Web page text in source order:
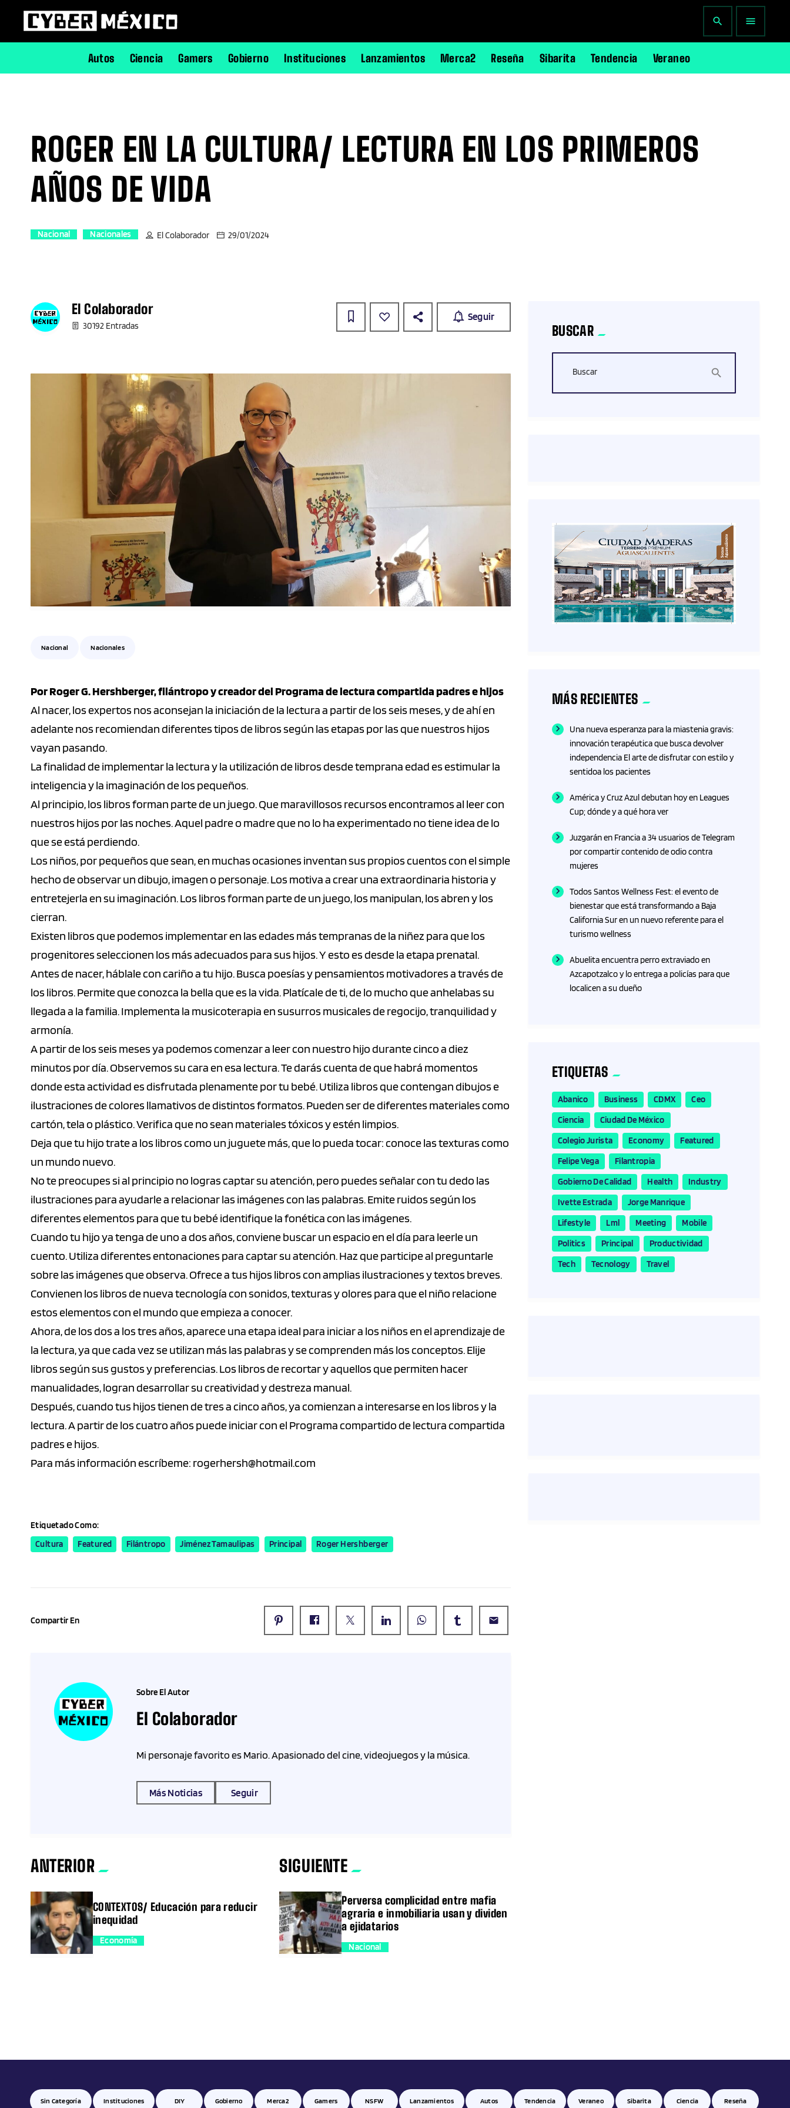
Autos Ciencia Gamers Gobierno Instituciones Lanzamientos Merca2 Reseña Sibarita Tendencia Veraneo
search menu
ROGER EN LA CULTURA/ LECTURA EN LOS PRIMEROS
AÑOS DE VIDA
Nacional Nacionales El Colaborador 29/01/2024
El Colaborador
30192 Entradas
Seguir
Nacional Nacionales
Por Roger G. Hershberger, filántropo y creador del Programa de lectura compartida padres e hijos
Al nacer, los expertos nos aconsejan la iniciación de la lectura a partir de los seis meses, y de ahí en
adelante nos recomiendan diferentes tipos de libros según las etapas por las que nuestros hijos
vayan pasando.
La finalidad de implementar la lectura y la utilización de libros desde temprana edad es estimular la
inteligencia y la imaginación de los pequeños.
Al principio, los libros forman parte de un juego. Que maravillosos recursos encontramos al leer con
nuestros hijos por las noches. Aquel padre o madre que no lo ha experimentado no tiene idea de lo
que se está perdiendo.
Los niños, por pequeños que sean, en muchas ocasiones inventan sus propios cuentos con el simple
hecho de observar un dibujo, imagen o personaje. Los motiva a crear una extraordinaria historia y
entretejerla en su imaginación. Los libros forman parte de un juego, los manipulan, los abren y los
cierran.
Existen libros que podemos implementar en las edades más tempranas de la niñez para que los
progenitores seleccionen los más adecuados para sus hijos. Y esto es desde la etapa prenatal.
Antes de nacer, háblale con cariño a tu hijo. Busca poesías y pensamientos motivadores a través de
los libros. Permite que conozca la bella que es la vida. Platícale de ti, de lo mucho que anhelabas su
llegada a la familia. Implementa la musicoterapia en susurros musicales de regocijo, tranquilidad y
armonía.
A partir de los seis meses ya podemos comenzar a leer con nuestro hijo durante cinco a diez
minutos por día. Observemos su cara en esa lectura. Te darás cuenta de que habrá momentos
donde esta actividad es disfrutada plenamente por tu bebé. Utiliza libros que contengan dibujos e
ilustraciones de colores llamativos de distintos formatos. Pueden ser de diferentes materiales como
cartón, tela o plástico. Verifica que no sean materiales tóxicos y estén limpios.
Deja que tu hijo trate a los libros como un juguete más, que lo pueda tocar: conoce las texturas como
un mundo nuevo.
No te preocupes si al principio no logras captar su atención, pero puedes señalar con tu dedo las
ilustraciones para ayudarle a relacionar las imágenes con las palabras. Emite ruidos según los
diferentes elementos para que tu bebé identifique la fonética con las imágenes.
Cuando tu hijo ya tenga de uno a dos años, conviene buscar un espacio en el día para leerle un
cuento. Utiliza diferentes entonaciones para captar su atención. Haz que participe al preguntarle
sobre las imágenes que observa. Ofrece a tus hijos libros con amplias ilustraciones y textos breves.
Convienen los libros de nueva tecnología con sonidos, texturas y olores para que el niño relacione
estos elementos con el mundo que empieza a conocer.
Ahora, de los dos a los tres años, aparece una etapa ideal para iniciar a los niños en el aprendizaje de
la lectura, ya que cada vez se utilizan más las palabras y se comprenden más los conceptos. Elije
libros según sus gustos y preferencias. Los libros de recortar y aquellos que permiten hacer
manualidades, logran desarrollar su creatividad y destreza manual.
Después, cuando tus hijos tienen de tres a cinco años, ya comienzan a interesarse en los libros y la
lectura. A partir de los cuatro años puede iniciar con el Programa compartido de lectura compartida
padres e hijos.
Para más información escríbeme: rogerhersh@hotmail.com
Etiquetado Como:
Cultura
Featured Filántropo Jiménez Tamaulipas Principal Roger Hershberger
Compartir En email
Sobre El Autor
El Colaborador
Mi personaje favorito es Mario. Apasionado del cine, videojuegos y la música.
Más Noticias Seguir
ANTERIOR
CONTEXTOS/ Educación para reducir
inequidad
Economía
SIGUIENTE
Perversa complicidad entre mafia
agraria e inmobiliaria usan y dividen
a ejidatarios
Nacional
BUSCAR
Buscar search
MÁS RECIENTES
Una nueva esperanza para la miastenia gravis:
innovación terapéutica que busca devolver
independencia El arte de disfrutar con estilo y
sentidoa los pacientes
América y Cruz Azul debutan hoy en Leagues
Cup; dónde y a qué hora ver
Juzgarán en Francia a 34 usuarios de Telegram
por compartir contenido de odio contra
mujeres
Todos Santos Wellness Fest: el evento de
bienestar que está transformando a Baja
California Sur en un nuevo referente para el
turismo wellness
Abuelita encuentra perro extraviado en
Azcapotzalco y lo entrega a policías para que
localicen a su dueño
ETIQUETAS
Abanico Business CDMX
Ceo
Ciencia
Ciudad De México
Colegio Jurista
Economy
Featured
Felipe Vega
Filantropia
Gobierno De Calidad
Health
Industry
Ivette Estrada
Jorge Manrique
Lifestyle
Lml Meeting
Mobile
Politics
Principal
Productividad
Tech
Tecnology Travel
Sin Categoría Instituciones DIY Gobierno Merca2 Gamers NSFW Lanzamientos Autos Tendencia Veraneo Sibarita Ciencia Reseña